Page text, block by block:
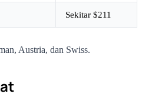
Sekitar $211
Austria, dan Swiss.